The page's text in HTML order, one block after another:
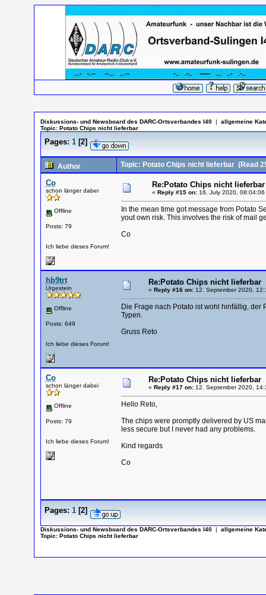
Diskussions- und Newsboard des DARC-Ortsverbandes I40 |
allgemeine
Topic: Potato Chips nicht lieferbar
Pages: 1[2]
Author Topic: Potato Chips nicht lieferbar(Read
Co
schon länger dabei
Offline
Posts: 79
Ich liebe dieses Forum!
Re:Potato Chips nicht lieferbar
« Reply #15 on:16. July 2020, 08:04:06
In the mean time got message from Potato
yout own risk. This involves the risk of mail
Co
hb9trt
Urgestein
Offline
Posts: 649
Ich liebe dieses Forum!
Re:Potato Chips nicht lieferbar
« Reply #16 on:12. September 2020,
Die Frage nach Potato ist wohl hinfällig, der
Typen.
Gruss Reto
Co
schon länger dabei
Offline
Posts: 79
Ich liebe dieses Forum!
Re:Potato Chips nicht lieferbar
« Reply #17 on:12. September 2020,
Hello Reto,
The chips were promptly delivered by US
less secure but I never had any problems.
Kind regards
Co
Pages: 1[2]
Diskussions- und Newsboard des DARC-Ortsverbandes I40 |
allgemeine
Topic: Potato Chips nicht lieferbar